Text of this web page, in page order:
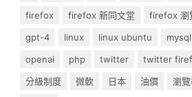
firefox
firefox 新同文堂 firefox 瀏
gpt-4
linux linux ubuntu mysql
openai
php twitter twitter
分級制度
微軟 日本 油價 瀏